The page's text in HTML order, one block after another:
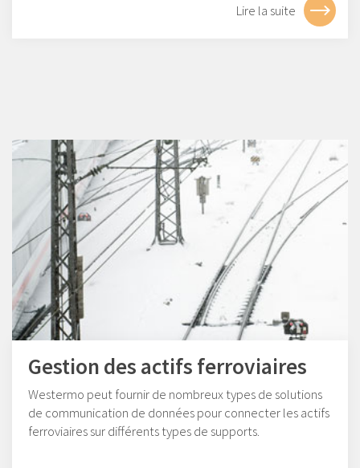
Lire la suite
Gestion des actifs ferroviaires
Westermo peut fournir de nombreux types de solutions
de communication de données pour connecter les actifs
ferroviaires sur différents types de supports.